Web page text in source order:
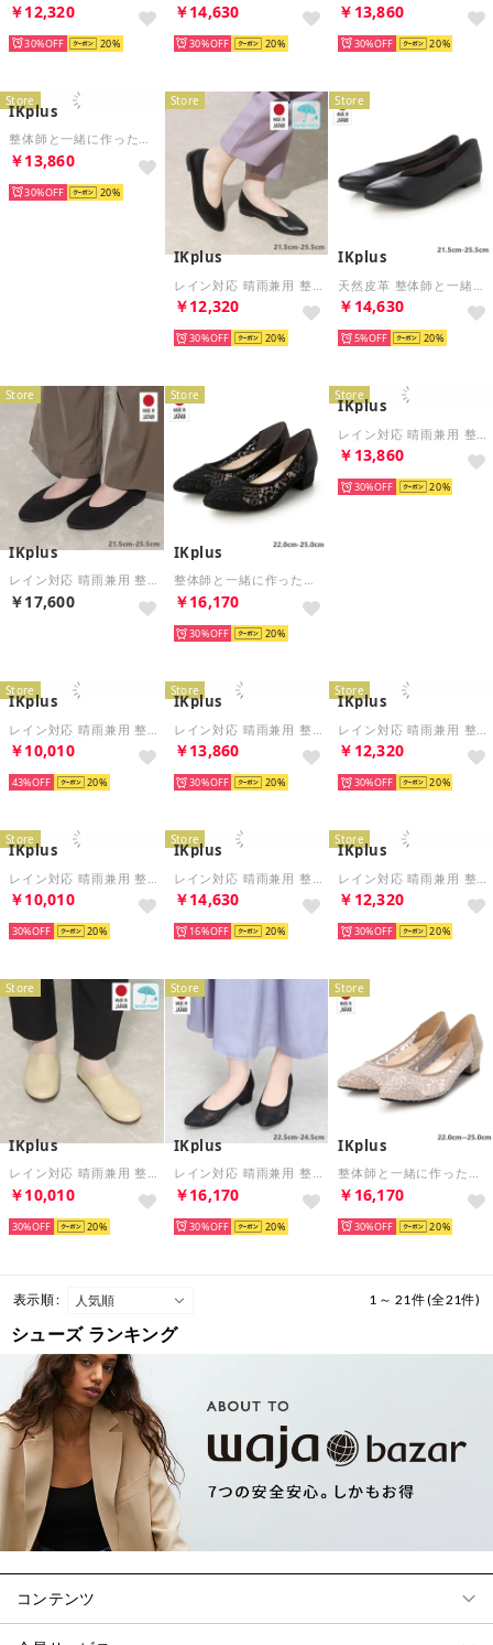
￥12,320
30% 20
￥14,630
30% 20
￥13,860
30% 20
Store
IKplus
整体師と一緒に作った美脚美姿勢パンプス 日本製 ブイカットラインパンプス ■ブラックスエード■ 480 パンプス コンフォートシューズ フラットシューズ 神戸シューズ kobe shoes
￥13,860
30% 20
Store
IKplus
￥12,320
30% 20
Store
IKplus
￥14,630
5% 20
Store
IKplus
レイン対応 晴雨兼用 整体師と一緒に作った美脚美姿勢パンプス 日本製 かかとも踏めるやわらかタイプで幅広アーモンド型 ■ブラックスエード■ 4025 パンプス コンフォートシューズ フラットシューズ 神戸シューズ kobe shoes
￥17,600
Store
IKplus
整体師と一緒に作った美脚美姿勢パンプス 日本製 チュール&レースパンプス ■ブラックコットンレース■ 485 パンプス コンフォートシューズ フラットシューズ 神戸シューズ kobe shoes
￥16,170
30% 20
Store
IKplus
￥13,860
30% 20
Store
IKplus
￥10,010
43% 20
Store
IKplus
￥13,860
30% 20
Store
IKplus
￥12,320
30% 20
Store
IKplus
￥10,010
30% 20
Store
IKplus
￥14,630
16% 20
Store
IKplus
￥12,320
30% 20
Store
IKplus
レイン対応 晴雨兼用 整体師と一緒に作った美脚美姿勢パンプス 日本製 ラウンドトゥバブーシュ ■ベージュ■ 250 パンプス コンフォートシューズ フラットシューズ 神戸シューズ kobe shoes
￥10,010
30% 20
Store
IKplus
レイン対応 晴雨兼用 整体師と一緒に作った美脚美姿勢パンプス 日本製 チュール&レースパンプス ■ブラックチュール■ 485 パンプス コンフォートシューズ フラットシューズ 神戸シューズ kobe shoes
￥16,170
30% 20
Store
IKplus
整体師と一緒に作った美脚美姿勢パンプス 日本製 チュール&レースパンプス ■オークグレーチュール■ 485 パンプス コンフォートシューズ フラットシューズ 神戸シューズ kobe shoes
￥16,170
30% 20
表示順 : 1 ～ 21件 (全21件)
シューズ ランキング
コンテンツ